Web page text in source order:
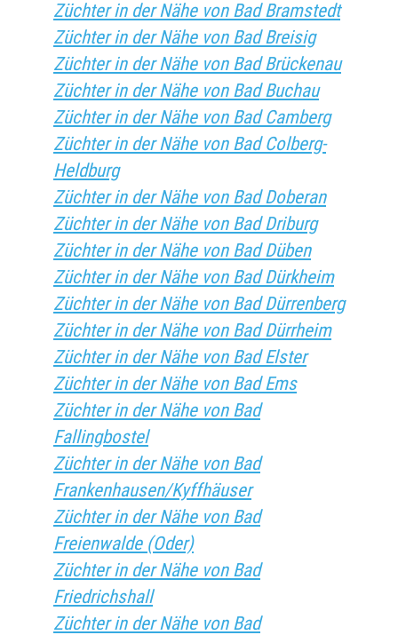
Züchter in der Nähe von Bad Bramstedt
Züchter in der Nähe von Bad Breisig
Züchter in der Nähe von Bad Brückenau
Züchter in der Nähe von Bad Buchau
Züchter in der Nähe von Bad Camberg
Züchter in der Nähe von Bad Colberg-
Heldburg
Züchter in der Nähe von Bad Doberan
Züchter in der Nähe von Bad Driburg
Züchter in der Nähe von Bad Düben
Züchter in der Nähe von Bad Dürkheim
Züchter in der Nähe von Bad Dürrenberg
Züchter in der Nähe von Bad Dürrheim
Züchter in der Nähe von Bad Elster
Züchter in der Nähe von Bad Ems
Züchter in der Nähe von Bad
Fallingbostel
Züchter in der Nähe von Bad
Frankenhausen/Kyffhäuser
Züchter in der Nähe von Bad
Freienwalde (Oder)
Züchter in der Nähe von Bad
Friedrichshall
Züchter in der Nähe von Bad